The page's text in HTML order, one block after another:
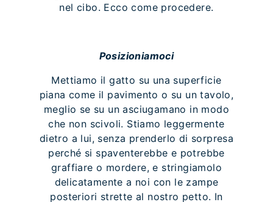
nel cibo. Ecco come procedere.
Posizioniamoci
Mettiamo il gatto su una superficie
piana come il pavimento o su un tavolo,
meglio se su un asciugamano in modo
che non scivoli. Stiamo leggermente
dietro a lui, senza prenderlo di sorpresa
perché si spaventerebbe e potrebbe
graffiare o mordere, e stringiamolo
delicatamente a noi con le zampe
posteriori strette al nostro petto. In